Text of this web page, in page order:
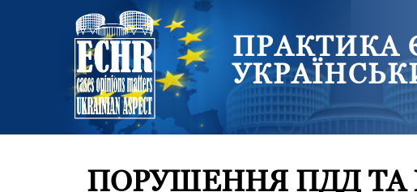
ПРАКТИКА
ПОРУШЕННЯ ПДД ТА